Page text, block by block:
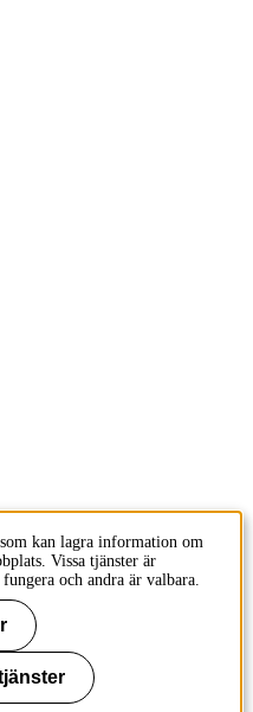
kan lagra information om
Vissa tjänster är
och andra är valbara.